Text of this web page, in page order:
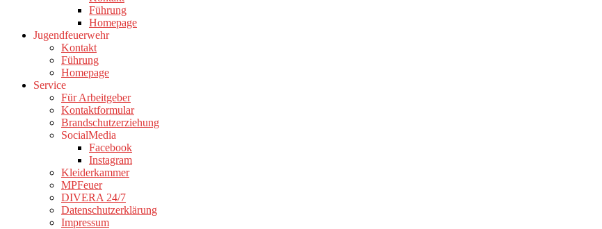
Führung
Homepage
Jugendfeuerwehr
Kontakt
Führung
Homepage
Service
Für Arbeitgeber
Kontaktformular
Brandschutzerziehung
SocialMedia
Facebook
Instagram
Kleiderkammer
MPFeuer
DIVERA 24/7
Datenschutzerklärung
Impressum